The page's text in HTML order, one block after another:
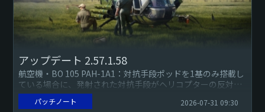
アップデート 2.57.1.58
航空機・BO 105 PAH-1A1：対抗手段ポッドを1基のみ搭載し
ている場合に、発射された対抗手段がヘリコプターの反対側
から表示されてしまう不具合を修正しました（報告）。地上
車両...パッチノート 2026-07-31 09:30